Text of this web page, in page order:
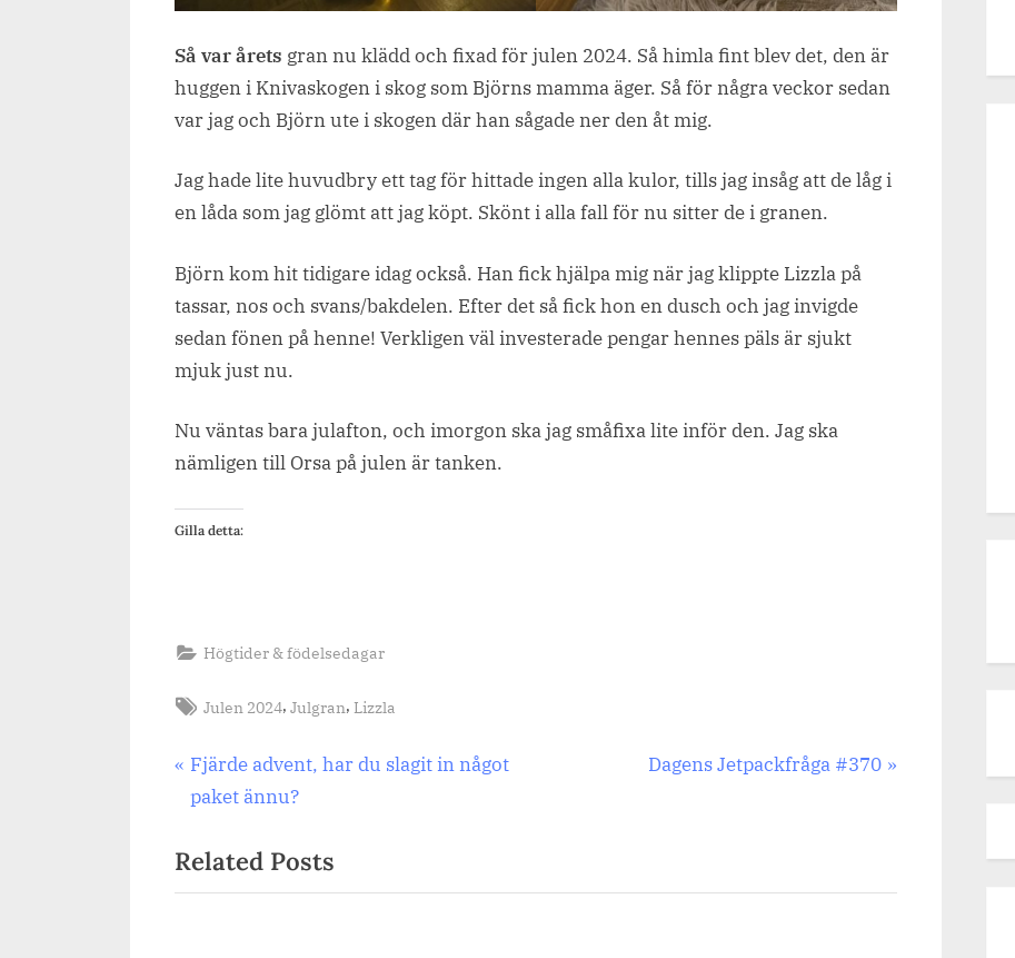
Så var årets gran nu klädd och fixad för julen 2024. Så himla fint blev det, den är
huggen i Knivaskogen i skog som Björns mamma äger. Så för några veckor sedan
var jag och Björn ute i skogen där han sågade ner den åt mig.
Jag hade lite huvudbry ett tag för hittade ingen alla kulor, tills jag insåg att de låg i
en låda som jag glömt att jag köpt. Skönt i alla fall för nu sitter de i granen.
Björn kom hit tidigare idag också. Han fick hjälpa mig när jag klippte Lizzla på
tassar, nos och svans/bakdelen. Efter det så fick hon en dusch och jag invigde
sedan fönen på henne! Verkligen väl investerade pengar hennes päls är sjukt
mjuk just nu.
Nu väntas bara julafton, och imorgon ska jag småfixa lite inför den. Jag ska
nämligen till Orsa på julen är tanken.
Gilla detta:
Högtider & födelsedagar
Tags:
Julen 2024, Julgran, Lizzla
Inläggsnavigering
Previous
Post:
Fjärde advent, har du slagit in något
paket ännu?
Next
Dagens Jetpackfråga #370
Related Posts